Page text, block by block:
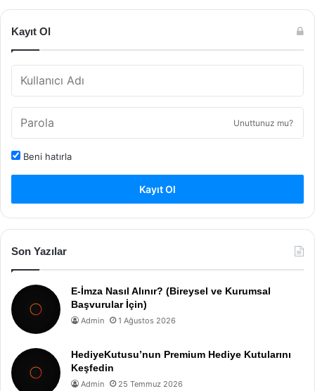
Kayıt Ol
Unuttunuz mu?
Beni hatırla
Kayıt Ol
Son Yazılar
E-İmza Nasıl Alınır? (Bireysel ve Kurumsal
Başvurular İçin)
Admin 1 Ağustos 2026
HediyeKutusu’nun Premium Hediye Kutularını
Keşfedin
Admin 25 Temmuz 2026